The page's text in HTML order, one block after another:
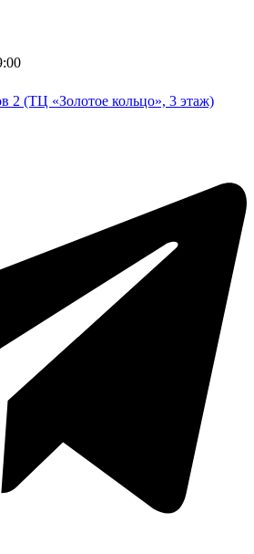
2 (ТЦ «Золотое кольцо», 3 этаж)